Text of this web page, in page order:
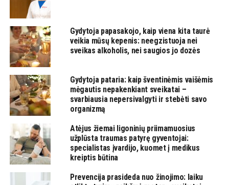
Gydytoja papasakojo, kaip viena kita taurė
veikia mūsų kepenis: neegzistuoja nei
sveikas alkoholis, nei saugios jo dozės
Gydytoja pataria: kaip šventinėmis vaišėmis
mėgautis nepakenkiant sveikatai –
svarbiausia nepersivalgyti ir stebėti savo
organizmą
Atėjus žiemai ligoninių priimamuosius
užplūsta traumas patyrę gyventojai:
specialistas įvardijo, kuomet į medikus
kreiptis būtina
Prevencija prasideda nuo žinojimo: laiku